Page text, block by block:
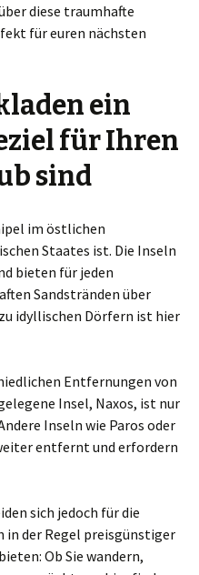
diese traumhafte
für euren nächsten
ein
für Ihren
sind
im östlichen
Staates ist. Die Inseln
bieten für jeden
Sandstränden über
idyllischen Dörfern ist hier
Entfernungen von
Insel, Naxos, ist nur
Inseln wie Paros oder
entfernt und erfordern
sich jedoch für die
in der Regel preisgünstiger
Ob Sie wandern,